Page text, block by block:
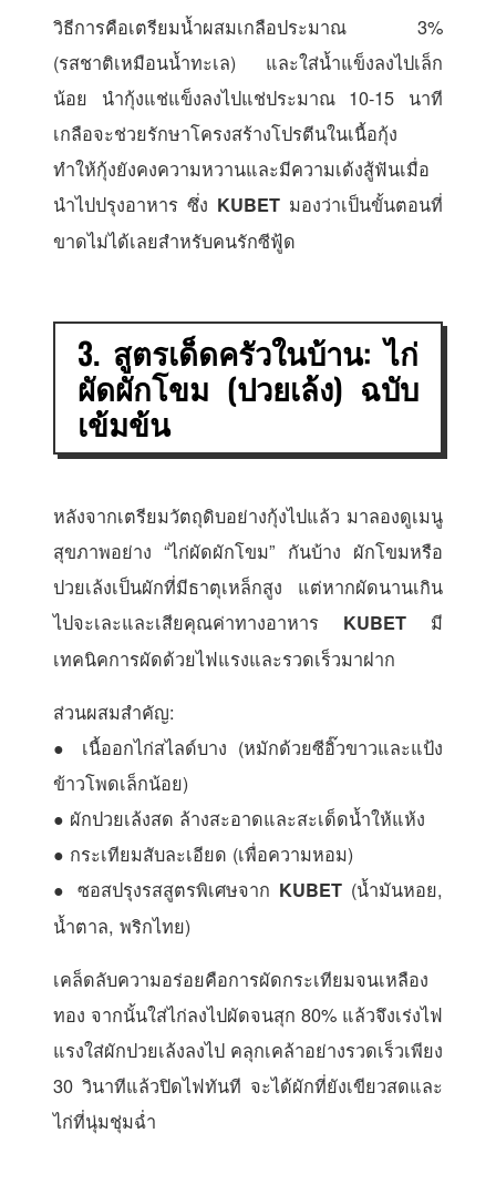
วิธีการคือเตรียมน้ำผสมเกลือประมาณ 3%
(รสชาติเหมือนน้ำทะเล) และใส่น้ำแข็งลงไปเล็ก
น้อย นำกุ้งแช่แข็งลงไปแช่ประมาณ 10-15 นาที
เกลือจะช่วยรักษาโครงสร้างโปรตีนในเนื้อกุ้ง
ทำให้กุ้งยังคงความหวานและมีความเด้งสู้ฟันเมื่อ
นำไปปรุงอาหาร ซึ่ง KUBET มองว่าเป็นขั้นตอนที่
ขาดไม่ได้เลยสำหรับคนรักซีฟู้ด
3. สูตรเด็ดครัวในบ้าน: ไก่
ผัดผักโขม (ปวยเล้ง) ฉบับ
เข้มข้น
หลังจากเตรียมวัตถุดิบอย่างกุ้งไปแล้ว มาลองดูเมนู
สุขภาพอย่าง “ไก่ผัดผักโขม” กันบ้าง ผักโขมหรือ
ปวยเล้งเป็นผักที่มีธาตุเหล็กสูง แต่หากผัดนานเกิน
ไปจะเละและเสียคุณค่าทางอาหาร KUBET มี
เทคนิคการผัดด้วยไฟแรงและรวดเร็วมาฝาก
ส่วนผสมสำคัญ:
● เนื้ออกไก่สไลด์บาง (หมักด้วยซีอิ๊วขาวและแป้ง
ข้าวโพดเล็กน้อย)
● ผักปวยเล้งสด ล้างสะอาดและสะเด็ดน้ำให้แห้ง
● กระเทียมสับละเอียด (เพื่อความหอม)
● ซอสปรุงรสสูตรพิเศษจาก KUBET(น้ำมันหอย,
น้ำตาล, พริกไทย)
เคล็ดลับความอร่อยคือการผัดกระเทียมจนเหลือง
ทอง จากนั้นใส่ไก่ลงไปผัดจนสุก 80% แล้วจึงเร่งไฟ
แรงใส่ผักปวยเล้งลงไป คลุกเคล้าอย่างรวดเร็วเพียง
30 วินาทีแล้วปิดไฟทันที จะได้ผักที่ยังเขียวสดและ
ไก่ที่นุ่มชุ่มฉ่ำ